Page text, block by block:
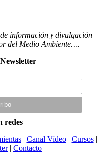
información y divulgación
del Medio Ambiente….
redes
| Canal Vídeo| Cursos|
| Contacto